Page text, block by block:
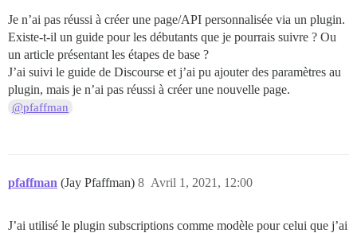
Je n’ai pas réussi à créer une page/API personnalisée via un plugin.
Existe-t-il un guide pour les débutants que je pourrais suivre ? Ou
un article présentant les étapes de base ?
J’ai suivi le guide de Discourse et j’ai pu ajouter des paramètres au
plugin, mais je n’ai pas réussi à créer une nouvelle page.
@pfaffman
pfaffman (Jay Pfaffman) Avril 1, 2021, 12:00
8
J’ai utilisé le plugin subscriptions comme modèle pour celui que j’ai